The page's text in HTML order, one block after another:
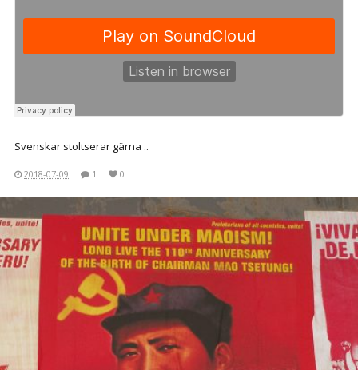
Svenskar stoltserar gärna ..
2018-07-09 1 0